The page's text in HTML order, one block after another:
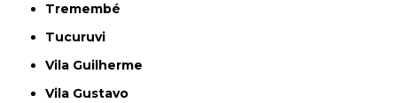
Tremembé
Tucuruvi
Vila Guilherme
Vila Gustavo